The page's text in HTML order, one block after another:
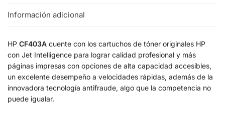
Información adicional
HP CF403A cuente con los cartuchos de tóner originales HP
con Jet Intelligence para lograr calidad profesional y más
páginas impresas con opciones de alta capacidad accesibles,
un excelente desempeño a velocidades rápidas, además de la
innovadora tecnología antifraude, algo que la competencia no
puede igualar.